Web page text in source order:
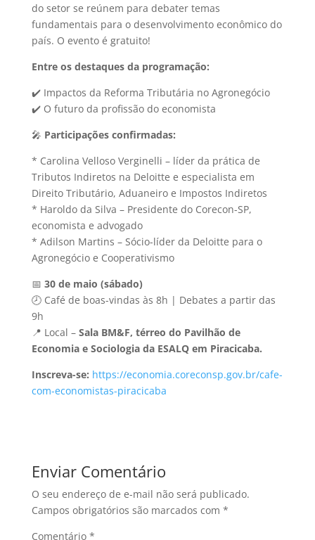
do setor se reúnem para debater temas
fundamentais para o desenvolvimento econômico do
país. O evento é gratuito!
Entre os destaques da programação:
✔️ Impactos da Reforma Tributária no Agronegócio
✔️ O futuro da profissão do economista
🎤 Participações confirmadas:
* Carolina Velloso Verginelli – líder da prática de
Tributos Indiretos na Deloitte e especialista em
Direito Tributário, Aduaneiro e Impostos Indiretos
* Haroldo da Silva – Presidente do Corecon-SP,
economista e advogado
* Adilson Martins – Sócio-líder da Deloitte para o
Agronegócio e Cooperativismo
📅 30 de maio (sábado)
🕗 Café de boas-vindas às 8h | Debates a partir das
9h
📍 Local – Sala BM&F, térreo do Pavilhão de
Economia e Sociologia da ESALQ em Piracicaba.
Inscreva-se: https://economia.coreconsp.gov.br/cafe-
com-economistas-piracicaba
Enviar Comentário
O seu endereço de e-mail não será publicado.
Campos obrigatórios são marcados com *
Comentário *